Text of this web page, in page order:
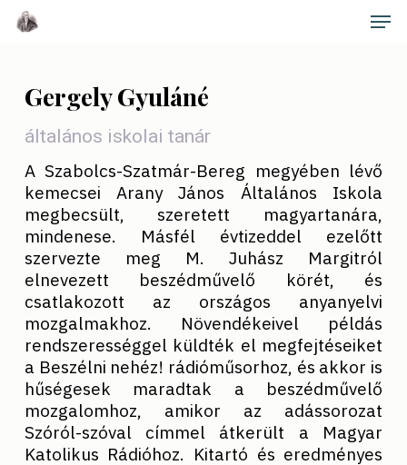
Skip
Gergely Gyuláné
általános iskolai tanár
A Szabolcs-Szatmár-Bereg megyében lévő
kemecsei Arany János Általános Iskola
megbecsült, szeretett magyartanára,
mindenese. Másfél évtizeddel ezelőtt
szervezte meg M. Juhász Margitról
elnevezett beszédművelő körét, és
csatlakozott az országos anyanyelvi
mozgalmakhoz. Növendékeivel példás
rendszerességgel küldték el megfejtéseiket
a Beszélni nehéz! rádióműsorhoz, és akkor is
hűségesek maradtak a beszédművelő
mozgalomhoz, amikor az adássorozat
Szóról-szóval címmel átkerült a Magyar
Katolikus Rádióhoz. Kitartó és eredményes